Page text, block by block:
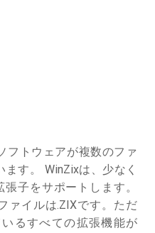
フトウェアが複数のファ
す。 WinZixは、少なく
子をサポートします。
ァイルは.ZIXです。ただ
るすべての拡張機能が